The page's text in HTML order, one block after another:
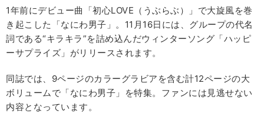
1年前にデビュー曲「初心LOVE（うぶらぶ）」で大旋風を巻
き起こした「なにわ男子」。11月16日には、グループの代名
詞である“キラキラ”を詰め込んだウィンターソング「ハッピ
ーサプライズ」がリリースされます。
同誌では、9ページのカラーグラビアを含む計12ページの大
ボリュームで「なにわ男子」を特集。ファンには見逃せない
内容となっています。